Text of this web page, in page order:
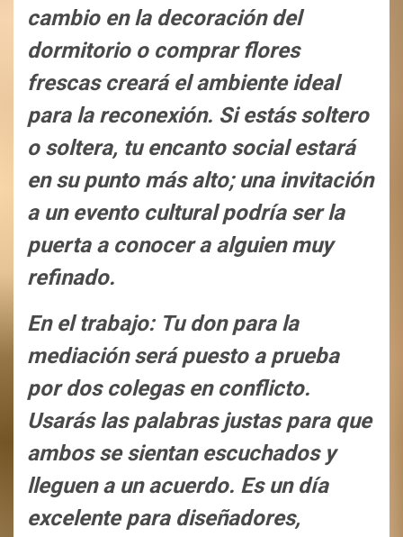
cambio en la decoración del
dormitorio o comprar flores
frescas creará el ambiente ideal
para la reconexión. Si estás soltero
o soltera, tu encanto social estará
en su punto más alto; una invitación
a un evento cultural podría ser la
puerta a conocer a alguien muy
refinado.
En el trabajo: Tu don para la
mediación será puesto a prueba
por dos colegas en conflicto.
Usarás las palabras justas para que
ambos se sientan escuchados y
lleguen a un acuerdo. Es un día
excelente para diseñadores,